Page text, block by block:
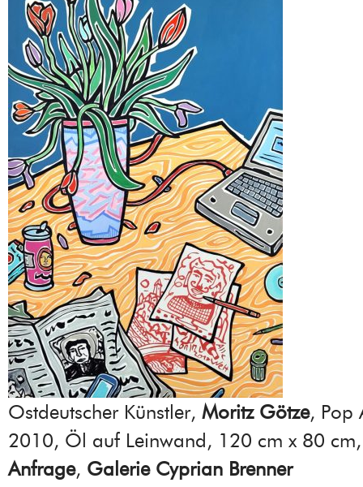
Ostdeutscher Künstler, Moritz Götze, Pop
2010, Öl auf Leinwand, 120 cm x 80
Anfrage, Galerie Cyprian Brenner